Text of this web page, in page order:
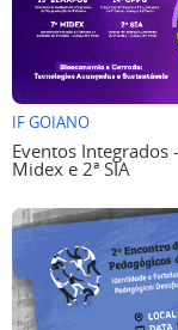
IF GOIANO
Eventos Integrados
Midex e 2ª SIA